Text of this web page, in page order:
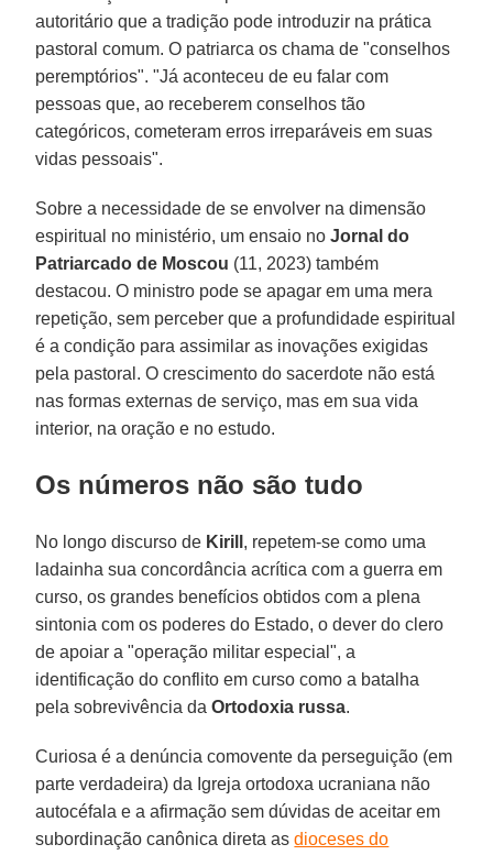
autoritário que a tradição pode introduzir na prática
pastoral comum. O patriarca os chama de "conselhos
peremptórios". "Já aconteceu de eu falar com
pessoas que, ao receberem conselhos tão
categóricos, cometeram erros irreparáveis em suas
vidas pessoais".
Sobre a necessidade de se envolver na dimensão
espiritual no ministério, um ensaio noJornal do
Patriarcado de Moscou (11, 2023) também
destacou. O ministro pode se apagar em uma mera
repetição, sem perceber que a profundidade espiritual
é a condição para assimilar as inovações exigidas
pela pastoral. O crescimento do sacerdote não está
nas formas externas de serviço, mas em sua vida
interior, na oração e no estudo.
Os números não são tudo
No longo discurso de Kirill , repetem-se como uma
ladainha sua concordância acrítica com a guerra em
curso, os grandes benefícios obtidos com a plena
sintonia com os poderes do Estado, o dever do clero
de apoiar a "operação militar especial", a
identificação do conflito em curso como a batalha
pela sobrevivência daOrtodoxia russa.
Curiosa é a denúncia comovente da perseguição (em
parte verdadeira) da Igreja ortodoxa ucraniana não
autocéfala e a afirmação sem dúvidas de aceitar em
subordinação canônica direta asdioceses do